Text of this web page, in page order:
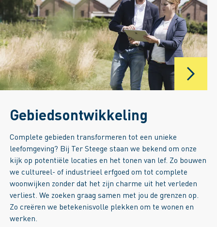
Gebiedsontwikkeling
Complete gebieden transformeren tot een unieke
leefomgeving? Bij Ter Steege staan we bekend om onze
kijk op potentiële locaties en het tonen van lef. Zo bouwen
we cultureel- of industrieel erfgoed om tot complete
woonwijken zonder dat het zijn charme uit het verleden
verliest. We zoeken graag samen met jou de grenzen op.
Zo creëren we betekenisvolle plekken om te wonen en
werken.